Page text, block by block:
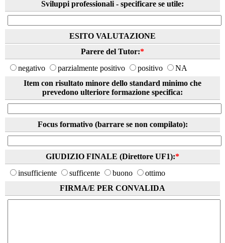
Sviluppi professionali - specificare se utile:
ESITO VALUTAZIONE
Parere del Tutor:*
negativo
parzialmente positivo positivo
NA
Item con risultato minore dello standard minimo che
prevedono ulteriore formazione specifica:
Focus formativo (barrare se non compilato):
GIUDIZIO FINALE (Direttore UF1):*
insufficiente
sufficente buono
ottimo
FIRMA/E PER CONVALIDA